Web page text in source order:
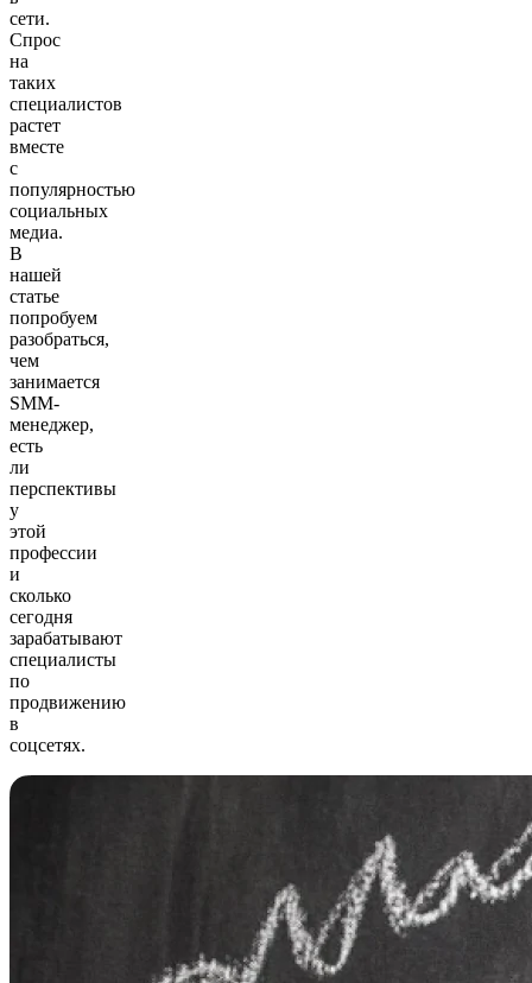
сети.
Спрос
на
таких
специалистов
растет
вместе
с
популярностью
социальных
медиа.
В
нашей
статье
попробуем
разобраться,
чем
занимается
SMM-
менеджер,
есть
ли
перспективы
у
этой
профессии
и
сколько
сегодня
зарабатывают
специалисты
по
продвижению
в
соцсетях.